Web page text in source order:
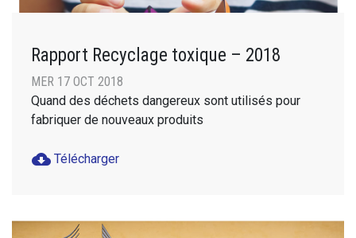
Rapport Recyclage toxique – 2018
MER 17 OCT 2018
Quand des déchets dangereux sont utilisés pour
fabriquer de nouveaux produits
cloud_download Télécharger